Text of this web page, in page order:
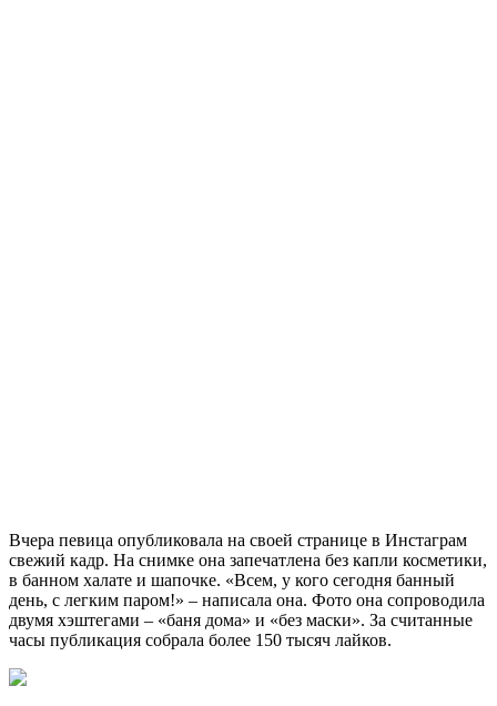
Вчера певица опубликовала на своей странице в Инстаграм
свежий кадр. На снимке она запечатлена без капли косметики,
в банном халате и шапочке. «Всем, у кого сегодня банный
день, с легким паром!» – написала она. Фото она сопроводила
двумя хэштегами – «баня дома» и «без маски». За считанные
часы публикация собрала более 150 тысяч лайков.